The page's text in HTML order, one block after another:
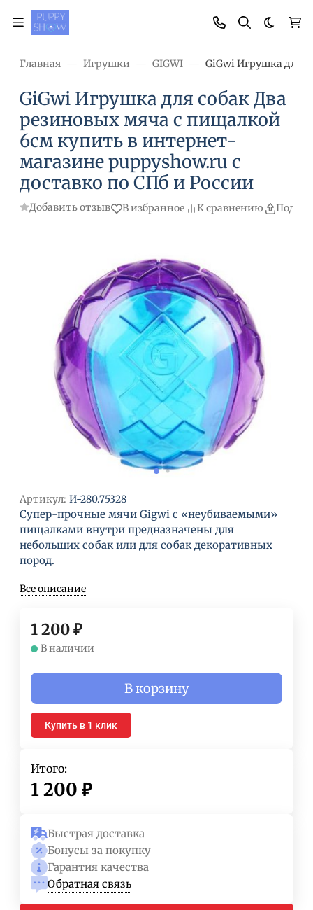
Главная Игрушки GIGWI GiGwi Игрушка для
GiGwi Игрушка для собак Два
резиновых мяча с пищалкой
6см купить в интернет-
магазине puppyshow.ru с
доставко по СПб и России
Добавить отзыв В избранное К сравнению
Артикул: И-280.75328
Супер-прочные мячи Gigwi с «неубиваемыми»
пищалками внутри предназначены для
небольших собак или для собак декоративных
пород.
Все описание
1 200₽
В наличии
В корзину
Купить в 1 клик
Итого:
1 200 ₽
Быстрая доставка
Бонусы за покупку
Гарантия качества
Обратная связь